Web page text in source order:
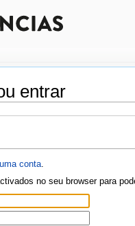
entrar
conta.
no seu browser para